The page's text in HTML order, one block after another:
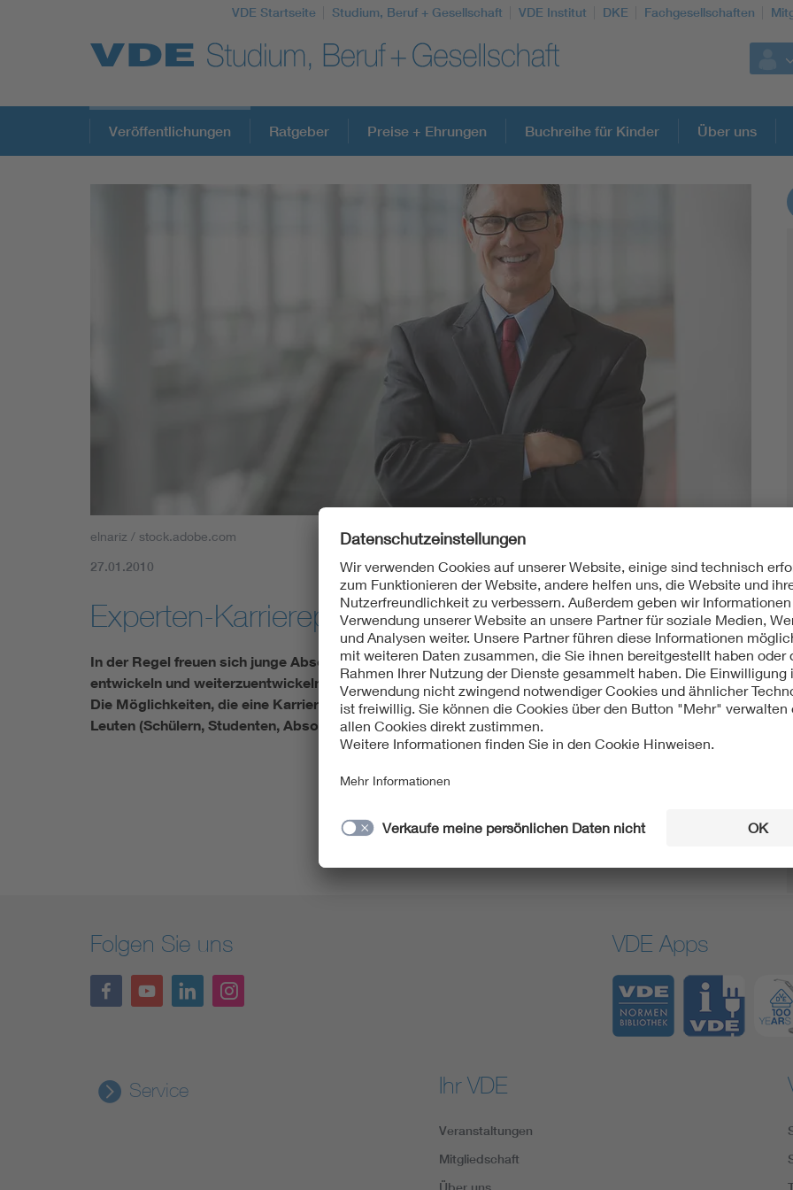
VDE Startseite Studium, Beruf + Gesellschaft VDE Institut DKE Fachgesellschaften
Top Themen
Weitere Themen
Assisted Living
Electromobility
Energy efficiency
Energy storage
Functional safety
Veröffentlichungen Ratgeber Preise + Ehrungen Buchreihe für Kinder Über uns
elnariz / stock.adobe.com
27.01.2010
Experten-Karrierepfade für Ingenieure
In der Regel freuen sich junge Absolventen der Ingenieurwissenschaften darauf, Technik zu
entwickeln und weiterzuentwickeln - für Sicherheit und Lebensqualität zum Wohle der Menschen.
Die Möglichkeiten, die eine Karriere als Ingenieur bietet, sind verständlicherweise von den jungen
Leuten (Schülern, Studenten, Absolventen) noch nicht vollständig erfasst.
Folgen Sie uns VDE Apps
Service Ihr VDE
Veranstaltungen
Mitgliedschaft